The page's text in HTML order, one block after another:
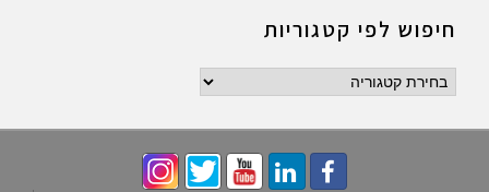
חיפוש לפי קטגוריות
חיפוש
קטגוריות